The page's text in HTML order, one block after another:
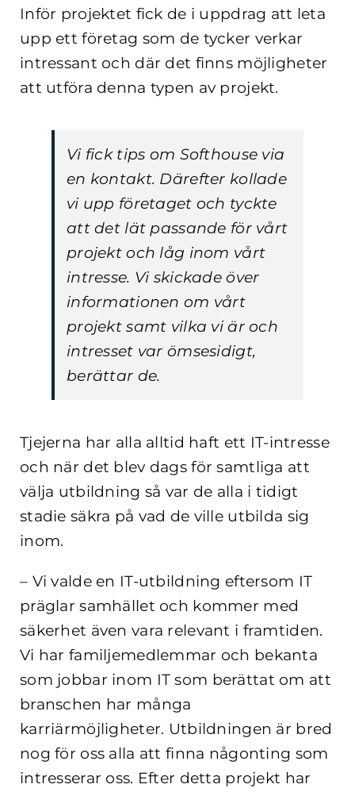
Inför projektet fick de i uppdrag att leta
upp ett företag som de tycker verkar
intressant och där det finns möjligheter
att utföra denna typen av projekt.
Vi fick tips om Softhouse via
en kontakt. Därefter kollade
vi upp företaget och tyckte
att det lät passande för vårt
projekt och låg inom vårt
intresse. Vi skickade över
informationen om vårt
projekt samt vilka vi är och
intresset var ömsesidigt,
berättar de.
Tjejerna har alla alltid haft ett IT-intresse
och när det blev dags för samtliga att
välja utbildning så var de alla i tidigt
stadie säkra på vad de ville utbilda sig
inom.
– Vi valde en IT-utbildning eftersom IT
präglar samhället och kommer med
säkerhet även vara relevant i framtiden.
Vi har familjemedlemmar och bekanta
som jobbar inom IT som berättat om att
branschen har många
karriärmöjligheter. Utbildningen är bred
nog för oss alla att finna någonting som
intresserar oss. Efter detta projekt har